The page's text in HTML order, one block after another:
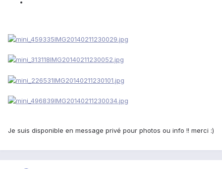
Je suis disponible en message privé pour photos ou info !! merci :)